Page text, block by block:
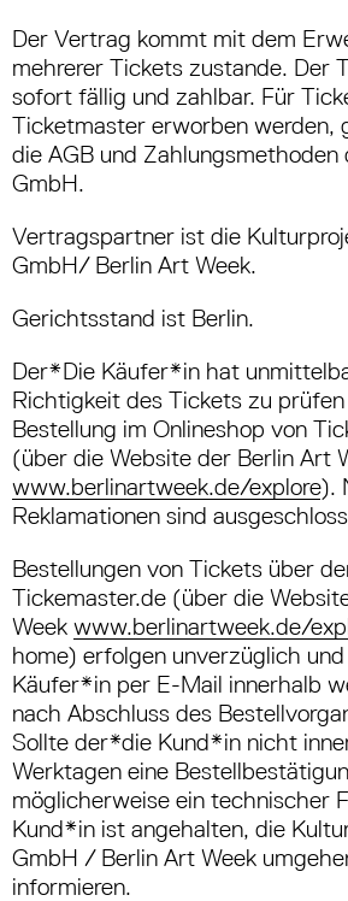
Der Vertrag kommt mit dem
mehrerer Tickets zustande. Der
sofort fällig und zahlbar. Für
Ticketmaster erworben werden,
die AGB und
GmbH.
Vertragspartner ist die
GmbH/ Berlin Art Week.
Gerichtsstand ist Berlin.
Der*Die Käufer*in hat
Richtigkeit des Tickets zu
Bestellung im Onlineshop von
(über die Website der Berlin Art
www.berlinartweek.de/explore).
Reklamationen sind
Bestellungen von Tickets über
Tickemaster.de (über die
Week www.berlinartweek.de/
home) erfolgen unverzüglich
Käufer*in per E-Mail innerhalb
nach Abschluss des
Sollte der*die Kund*in nicht
Werktagen eine
möglicherweise ein technischer
Kund*in ist angehalten, die
GmbH / Berlin Art Week
informieren.